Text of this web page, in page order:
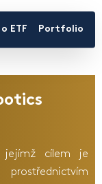
ETF Portfolio
jejímž cílem je